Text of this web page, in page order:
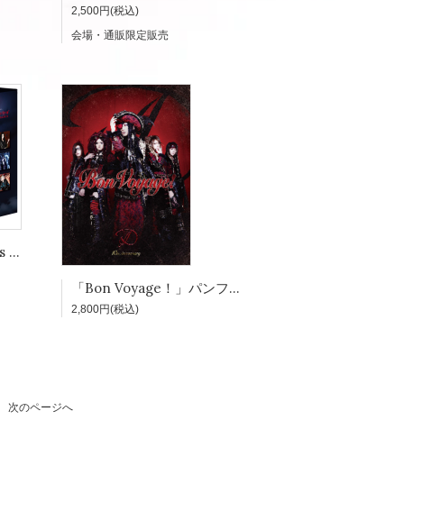
2,500円(税込)
会場・通販限定販売
「Vampire story "7 Days force"」写真集 数量限定BOXセット
「Bon Voyage！」パンフレット
2,800円(税込)
次のページへ